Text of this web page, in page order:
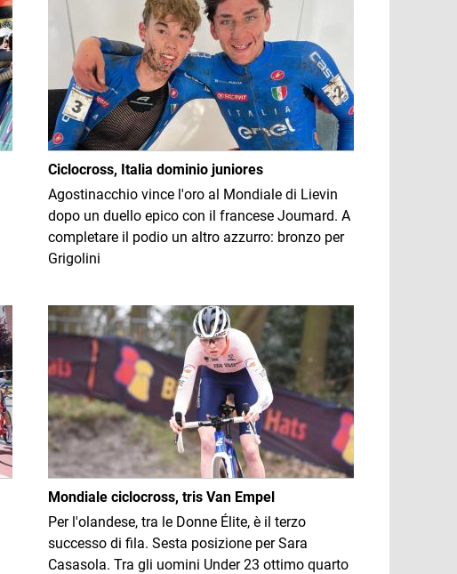
Ciclocross, Italia dominio juniores
Agostinacchio vince l'oro al Mondiale di Lievin
dopo un duello epico con il francese Joumard. A
completare il podio un altro azzurro: bronzo per
Grigolini
Immagine
Mondiale ciclocross, tris Van Empel
Per l'olandese, tra le Donne Élite, è il terzo
successo di fila. Sesta posizione per Sara
Casasola. Tra gli uomini Under 23 ottimo quarto